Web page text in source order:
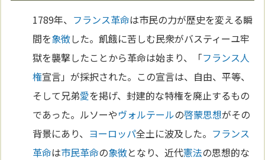
1789年、 フランス革命は市民の力が歴史を変える瞬
間を象徴した。飢餓に苦しむ民衆がバスティーユ牢
獄を襲撃したことから革命は始まり、「フランス人
権宣言」が採択された。この宣言は、自由、平等、
そして兄弟愛を掲げ、封建的な特権を廃止するもの
であった。ルソーやヴォルテールの啓蒙思想がその
背景にあり、 ヨーロッパ全土に波及した。 フランス
革命は市民革命の象徴となり、近代憲法の思想的な